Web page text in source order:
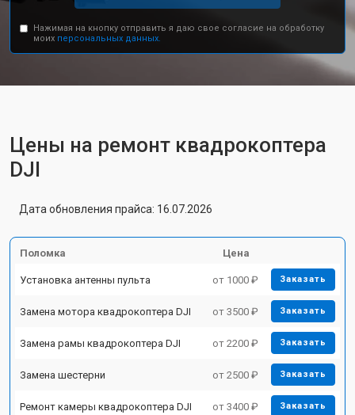
Нажимая на кнопку отправить я даю свое согласие на обработку
моих персональных данных.
Цены на ремонт квадрокоптера
DJI
Дата обновления прайса: 16.07.2026
Поломка Цена
Установка антенны пульта от 1000 ₽ Заказать
Замена мотора квадрокоптера DJI от 3500 ₽ Заказать
Замена рамы квадрокоптера DJI от 2200 ₽ Заказать
Замена шестерни от 2500 ₽ Заказать
Ремонт камеры квадрокоптера DJI от 3400 ₽ Заказать